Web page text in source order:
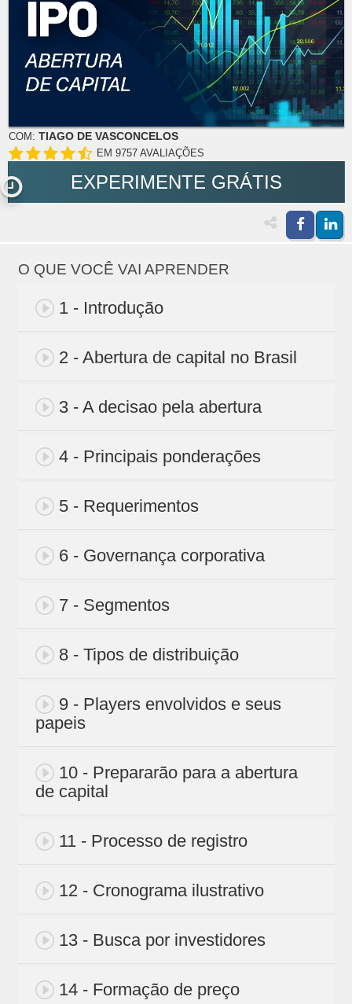
COM: TIAGO DE VASCONCELOS
EM 9757 AVALIAÇÕES
EXPERIMENTE GRÁTIS
O QUE VOCÊ VAI APRENDER
1 - Introdução
2 - Abertura de capital no Brasil
3 - A decisao pela abertura
4 - Principais ponderações
5 - Requerimentos
6 - Governança corporativa
7 - Segmentos
8 - Tipos de distribuição
9 - Players envolvidos e seus
papeis
10 - Prepararão para a abertura
de capital
11 - Processo de registro
12 - Cronograma ilustrativo
13 - Busca por investidores
14 - Formação de preço